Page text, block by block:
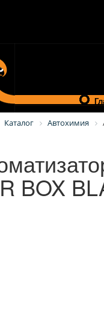
Каталог Автохимия
BOX